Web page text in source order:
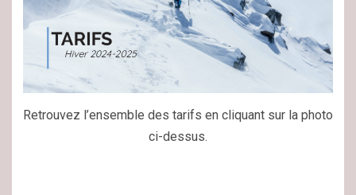
Retrouvez l’ensemble des tarifs en cliquant sur la photo
ci-dessus.